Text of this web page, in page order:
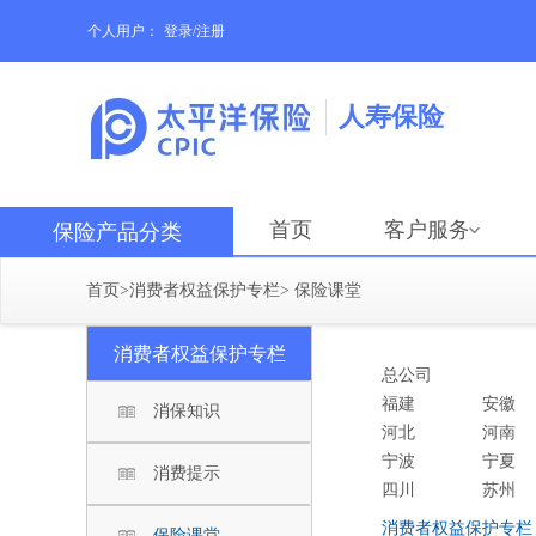
个人用户： 登录/注册
人寿保险
保险产品分类 首页 客户服务
首页>消费者权益保护专栏> 保险课堂
消费者权益保护专栏
消保知识
消费提示
总公司
福建
安徽
河北
河南
宁波
宁夏
四川
苏州
消费者权益保护专栏